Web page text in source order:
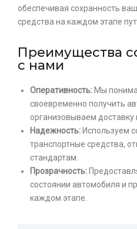
обеспечивая сохранность
средства на каждом этапе
Преимущества
с нами
Оперативность: Мы
своевременно получить
организовываем доставку
Надежность: Используем
транспортные средства,
стандартам.
Прозрачность:
состоянии автомобиля и
каждом этапе.